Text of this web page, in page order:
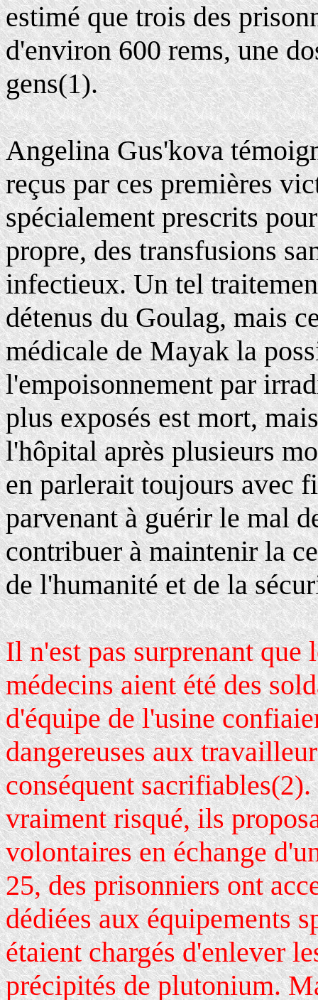
estimé que trois des
d'environ 600 rems, une
gens(1).
Angelina Gus'kova
reçus par ces premières
spécialement prescrits
propre, des transfusions
infectieux. Un tel
détenus du Goulag, mais
médicale de Mayak la
l'empoisonnement par
plus exposés est mort,
l'hôpital après plusieurs
en parlerait toujours avec
parvenant à guérir le mal
contribuer à maintenir la
de l'humanité et de la
Il n'est pas surprenant que
médecins aient été des
d'équipe de l'usine
dangereuses aux
conséquent sacrifiables(2).
vraiment risqué, ils
volontaires en échange
25, des prisonniers ont
dédiées aux équipements
étaient chargés d'enlever
précipités de plutonium.